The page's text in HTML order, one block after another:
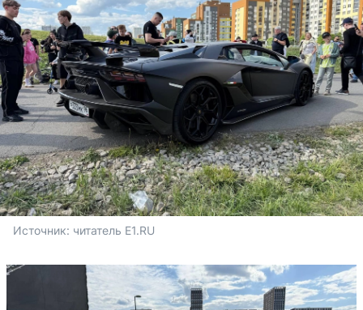
Источник: читатель E1.RU